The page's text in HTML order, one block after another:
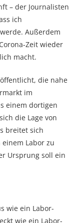
– der Journalisten
ich
Außerdem
Zeit wieder
macht.
die nahe
im
einem dortigen
die Lage von
breitet sich
Labor zu
Ursprung soll ein
wie ein Labor-
wie ein Labor-